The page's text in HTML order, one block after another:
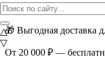
ВНИМАНИЕ АКЦИЯ!
🎁 Выгодная доставка
От 20 000 ₽ —
△
▽